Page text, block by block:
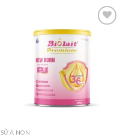
SỮA NON